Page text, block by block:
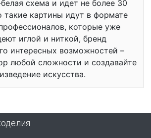
схема и идет не более 30
такие картины идут в формате
которые уже
иглой и ниткой, бренд
интересных возможностей –
любой сложности и создавайте
искусства.